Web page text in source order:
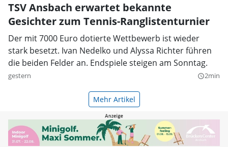
TSV Ansbach erwartet bekannte
Gesichter zum Tennis-Ranglistenturnier
Der mit 7000 Euro dotierte Wettbewerb ist wieder
stark besetzt. Ivan Nedelko und Alyssa Richter führen
die beiden Felder an. Endspiele steigen am Sonntag.
gestern query_builder2min
Mehr Artikel